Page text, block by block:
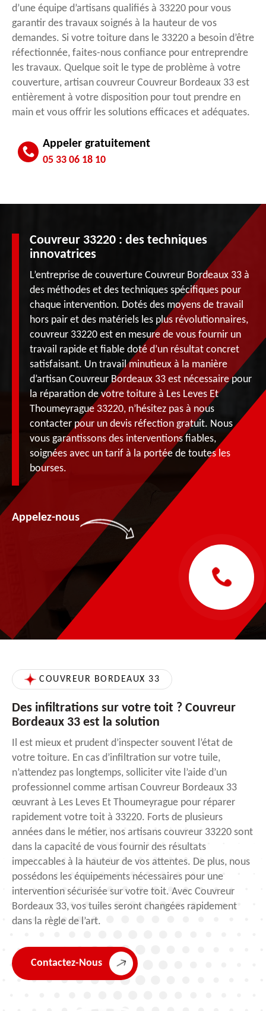
d’une équipe d’artisans qualifiés à 33220 pour vous
garantir des travaux soignés à la hauteur de vos
demandes. Si votre toiture dans le 33220 a besoin d’être
réfectionnée, faites-nous confiance pour entreprendre
les travaux. Quelque soit le type de problème à votre
couverture, artisan couvreur Couvreur Bordeaux 33 est
entièrement à votre disposition pour tout prendre en
main et vous offrir les solutions efficaces et adéquates.
Appeler gratuitement
05 33 06 18 10
Couvreur 33220 : des techniques
innovatrices
L’entreprise de couverture Couvreur Bordeaux 33 à
des méthodes et des techniques spécifiques pour
chaque intervention. Dotés des moyens de travail
hors pair et des matériels les plus révolutionnaires,
couvreur 33220 est en mesure de vous fournir un
travail rapide et fiable doté d’un résultat concret
satisfaisant. Un travail minutieux à la manière
d’artisan Couvreur Bordeaux 33 est nécessaire pour
la réparation de votre toiture à Les Leves Et
Thoumeyrague 33220, n’hésitez pas à nous
contacter pour un devis réfection gratuit. Nous
vous garantissons des interventions fiables,
soignées avec un tarif à la portée de toutes les
bourses.
Appelez-nous
COUVREUR BORDEAUX 33
Des infiltrations sur votre toit ? Couvreur
Bordeaux 33 est la solution
Il est mieux et prudent d’inspecter souvent l’état de
votre toiture. En cas d’infiltration sur votre tuile,
n’attendez pas longtemps, solliciter vite l’aide d’un
professionnel comme artisan Couvreur Bordeaux 33
œuvrant à Les Leves Et Thoumeyrague pour réparer
rapidement votre toit à 33220. Forts de plusieurs
années dans le métier, nos artisans couvreur 33220 sont
dans la capacité de vous fournir des résultats
impeccables à la hauteur de vos attentes. De plus, nous
possédons les équipements nécessaires pour une
intervention sécurisée sur votre toit. Avec Couvreur
Bordeaux 33, vos tuiles seront changées rapidement
dans la règle de l’art.
Contactez-Nous